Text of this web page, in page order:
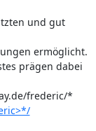
und gut
ermöglicht.
prägen dabei
frederic/*